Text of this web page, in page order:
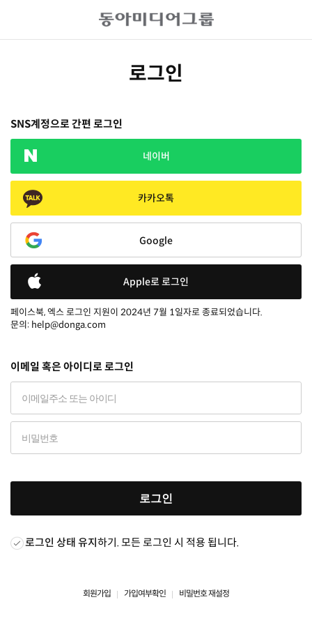
로그인
SNS계정으로 간편 로그인
네이버
카카오톡
Google
Apple로 로그인
페이스북, 엑스 로그인 지원이 2024년 7월 1일자로 종료되었습니다.
문의: help@donga.com
이메일 혹은 아이디로 로그인
로그인
로그인 상태 유지하기. 모든 로그인 시 적용 됩니다.
회원가입 가입여부확인 비밀번호 재설정